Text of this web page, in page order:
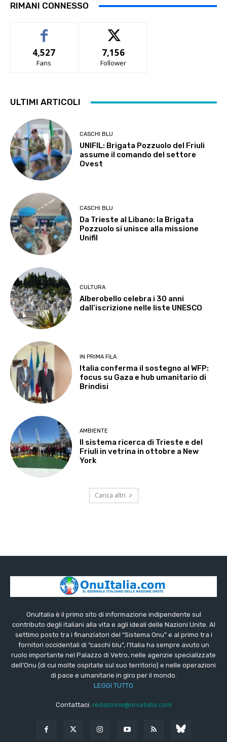
RIMANI CONNESSO
4,527
Fans
7,156
Follower
ULTIMI ARTICOLI
CASCHI BLU
UNIFIL: Brigata Pozzuolo del Friuli
assume il comando del settore
Ovest
CASCHI BLU
Da Trieste al Libano: la Brigata
Pozzuolo si unisce alla missione
Unifil
CULTURA
Alberobello celebra i 30 anni
dall’iscrizione nelle liste UNESCO
IN PRIMA FILA
Italia conferma il sostegno al WFP:
focus su Gaza e hub umanitario di
Brindisi
AMBIENTE
Il sistema ricerca di Trieste e del
Friuli in vetrina in ottobre a New
York
Carica altri
OnuItalia è il primo sito di informazione indipendente sul
contributo degli italiani alla vita e agli ideali delle Nazioni Unite. Al
settimo posto tra i finanziatori del “Sistema Onu” e al primo tra i
fornitori occidentali di “caschi blu”, l’Italia ha sempre avuto un
ruolo importante nel Palazzo di Vetro, nelle agenzie specializzate
dell’Onu (di cui molte ospitate sul suo territorio) e nelle operazioni
di pace e umanitarie in giro per il mondo.
LEGGI TUTTO
Contattaci: redazione@onuitalia.com